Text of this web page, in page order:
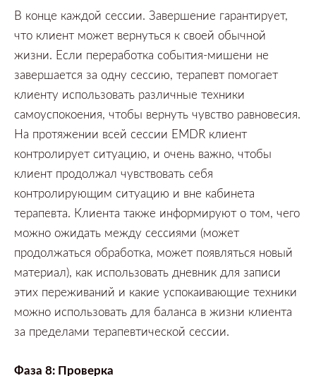
В конце каждой сессии. Завершение гарантирует,
что клиент может вернуться к своей обычной
жизни. Если переработка события-мишени не
завершается за одну сессию, терапевт помогает
клиенту использовать различные техники
самоуспокоения, чтобы вернуть чувство равновесия.
На протяжении всей сессии EMDR клиент
контролирует ситуацию, и очень важно, чтобы
клиент продолжал чувствовать себя
контролирующим ситуацию и вне кабинета
терапевта. Клиента также информируют о том, чего
можно ожидать между сессиями (может
продолжаться обработка, может появляться новый
материал), как использовать дневник для записи
этих переживаний и какие успокаивающие техники
можно использовать для баланса в жизни клиента
за пределами терапевтической сессии.
Фаза 8: Проверка